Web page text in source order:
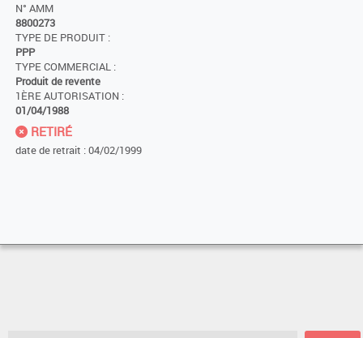
N° AMM
8800273
TYPE DE PRODUIT :
PPP
TYPE COMMERCIAL :
Produit de revente
1ÈRE AUTORISATION :
01/04/1988
RETIRÉ
date de retrait : 04/02/1999